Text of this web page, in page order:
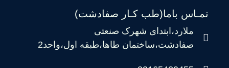
تمـاس باما(طب کـار صفادشت)
ملارد،ابتدای شهرک صنعتی
صفادشت،ساختمان طاها،طبقه اول،واحد2